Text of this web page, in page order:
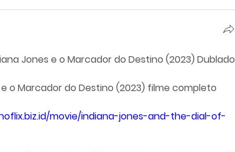
Jones e o Marcador do Destino (2023) Dublado
o Marcador do Destino (2023) filme completo
movie/indiana-jones-and-the-dial-of-